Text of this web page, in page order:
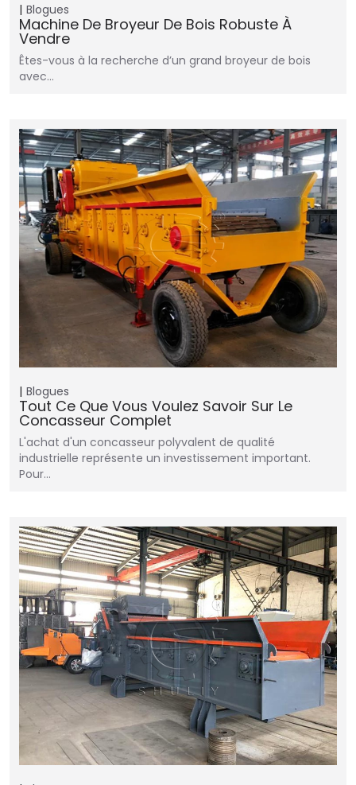
Blogues
Machine De Broyeur De Bois Robuste À
Vendre
Êtes-vous à la recherche d’un grand broyeur de bois
avec…
Blogues
Tout Ce Que Vous Voulez Savoir Sur Le
Concasseur Complet
L'achat d'un concasseur polyvalent de qualité
industrielle représente un investissement important.
Pour…